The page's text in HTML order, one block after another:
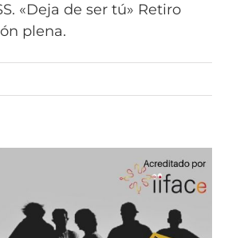
«Deja de ser tú» Retiro
plena.